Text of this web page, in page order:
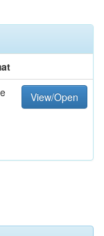
View/Open